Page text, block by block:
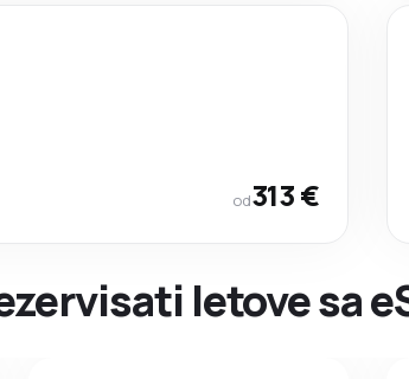
od313 €
letove sa